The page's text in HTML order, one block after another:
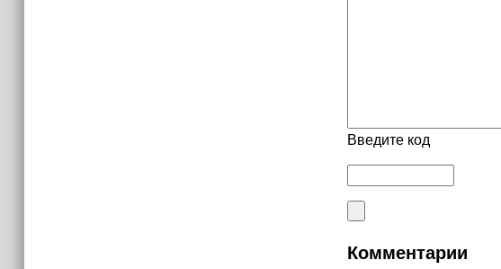
Введите код
Комментарии